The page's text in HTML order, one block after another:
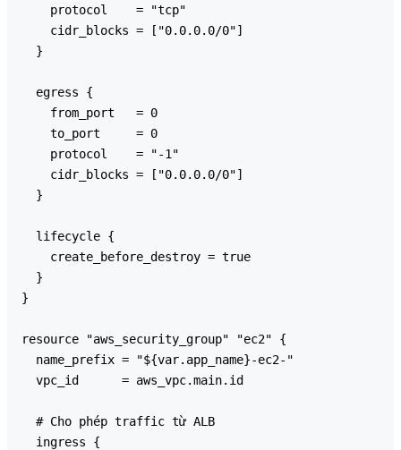
    protocol    = "tcp"
    cidr_blocks = ["0.0.0.0/0"]
  }
  egress {
    from_port   = 0
    to_port     = 0
    protocol    = "-1"
    cidr_blocks = ["0.0.0.0/0"]
  }
  lifecycle {
    create_before_destroy = true
  }
}
resource "aws_security_group" "ec2" {
  name_prefix = "${var.app_name}-ec2-"
  vpc_id      = aws_vpc.main.id
  # Cho phép traffic từ ALB
  ingress {